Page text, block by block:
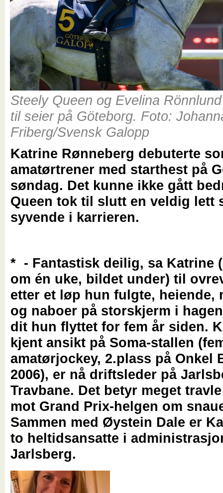
Steely Queen og Evelina
til seier på Göteborg. Foto:
Friberg/Svensk Galopp
Katrine Rønneberg debuterte
amatørtrener med starthest på
søndag. Det kunne ikke gått
Queen tok til slutt en veldig lett
syvende i karrieren.
* - Fantastisk deilig, sa Katrine
om én uke, bildet under) til
etter et løp hun fulgte, heiende,
og naboer på storskjerm i
dit hun flyttet for fem år siden.
kjent ansikt på Soma-stallen
amatørjockey, 2.plass på Onkel
2006), er nå driftsleder på
Travbane. Det betyr meget
mot Grand Prix-helgen om
Sammen med Øystein Dale er
to heltidsansatte i
Jarlsberg.